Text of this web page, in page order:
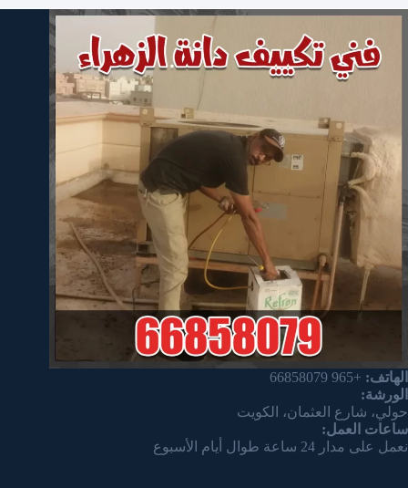
الهاتف: +965 66858079
الورشة:
حولي، شارع العثمان، الكويت
ساعات العمل:
نعمل على مدار 24 ساعة طوال أيام الأسبوع